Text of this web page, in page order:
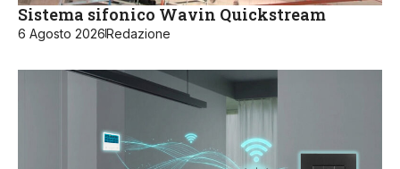
Sistema sifonico Wavin Quickstream
6 Agosto 2026Redazione